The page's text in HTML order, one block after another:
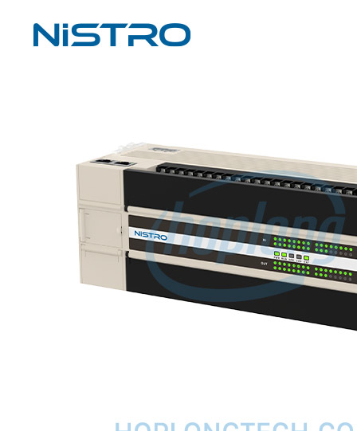
ĐÈN BÁO
Đèn báo quay
Đèn báo panel tròn
Nút nhấn
Phích cắm / Ổ cắm / Công tắc
Can nhiệt
Giỏ hàng
Chưa có sản phẩm trong giỏ hàng.